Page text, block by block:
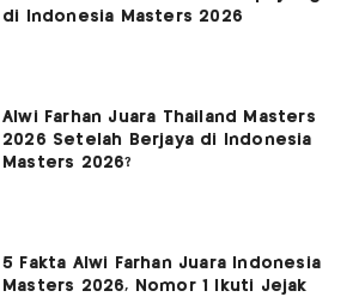
di Indonesia Masters 2026
Alwi Farhan Juara Thailand Masters
2026 Setelah Berjaya di Indonesia
Masters 2026?
5 Fakta Alwi Farhan Juara Indonesia
Masters 2026, Nomor 1 Ikuti Jejak